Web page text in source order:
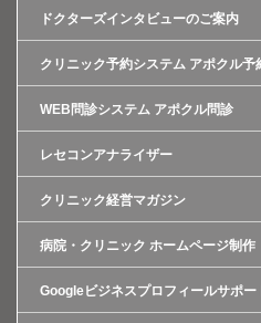
ドクターズインタビューのご案内
クリニック予約システム アポクル予
WEB問診システム アポクル問診
レセコンアナライザー
クリニック経営マガジン
病院・クリニック ホームページ制作
Googleビジネスプロフィールサポー